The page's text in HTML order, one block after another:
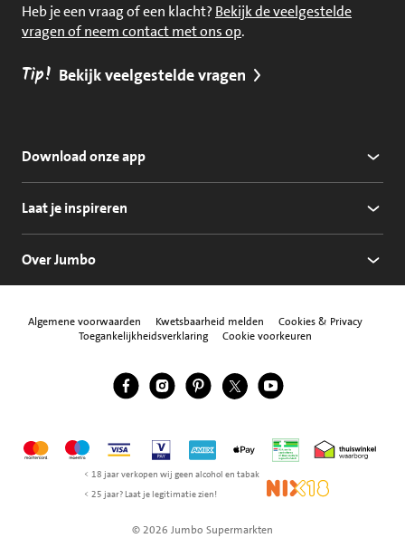
Heb je een vraag of een klacht? Bekijk de veelgestelde
vragen of neem contact met ons op.
Tip! Bekijk veelgestelde vragen
Download onze app
Laat je inspireren
Over Jumbo
Algemene voorwaarden Kwetsbaarheid melden
Cookies & Privacy
Toegankelijkheidsverklaring
Cookie voorkeuren
Volg ons
Jumbo Facebook
Jumbo Instagram
Jumbo Pinterest
Jumbo Twitter
Jumbo YouTube
MastercardMaestroVisa Vpay American Express
Apple Pay Thuiswinkel
< 18 jaar verkopen wij geen alcohol en tabak
< 25 jaar? Laat je legitimatie zien!
NIX18
© 2026 Jumbo Supermarkten